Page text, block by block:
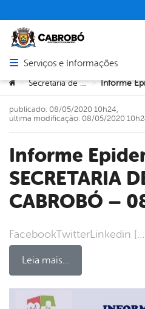
Abrir menu principal de
Serviços e Informações
Você está aqui:
> Secretaria de Saúde >
Informe Epidemiológico –
SECRETARIA
CABROBÓ –
FacebookTwitterLinkedin […]
Leia mais…
publicado: 08/05/2020 10h24,
última modificação: 08/05/2020